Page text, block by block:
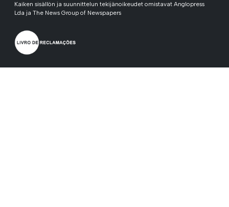
Kaiken sisällön ja suunnittelun tekijänoikeudet omistavat Anglopress
Lda ja The News Group of Newspapers